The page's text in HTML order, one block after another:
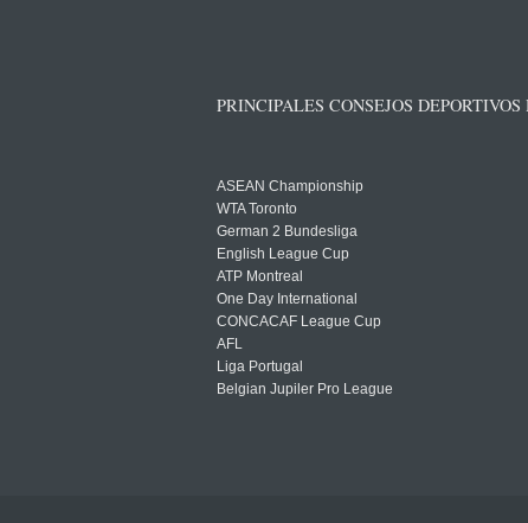
PRINCIPALES CONSEJOS DEPORTIVOS
ASEAN Championship
WTA Toronto
German 2 Bundesliga
English League Cup
ATP Montreal
One Day International
CONCACAF League Cup
AFL
Liga Portugal
Belgian Jupiler Pro League